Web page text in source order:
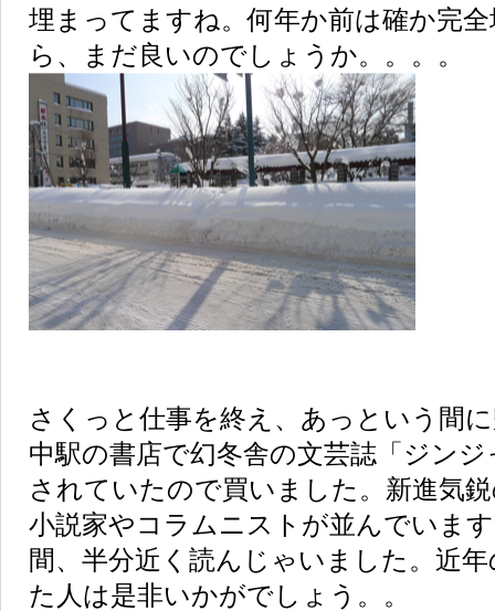
埋まってますね。何年か前は確か完
ら、まだ良いのでしょうか。。。。
さくっと仕事を終え、あっという間
中駅の書店で幻冬舎の文芸誌「ジン
されていたので買いました。新進気
小説家やコラムニストが並んでいま
間、半分近く読んじゃいました。近
た人は是非いかがでしょう。。